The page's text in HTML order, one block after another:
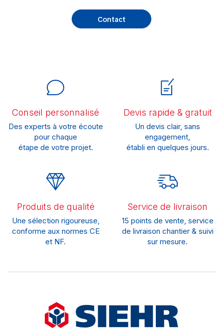
Contact
Conseil personnalisé
Des experts à votre écoute
pour chaque
étape de votre projet.
Devis rapide & gratuit
Un devis clair, sans
engagement,
établi en quelques jours.
Produits de qualité
Une sélection rigoureuse,
conforme aux normes CE
et NF.
Service de livraison
15 points de vente, service
de livraison chantier & suivi
sur mesure.